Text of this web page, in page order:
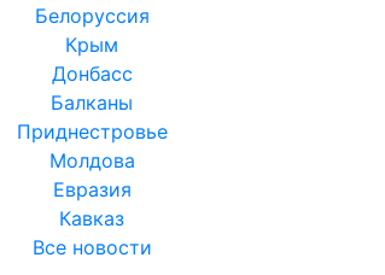
Белоруссия
Крым
Донбасс
Балканы
Приднестровье
Молдова
Евразия
Кавказ
Все новости